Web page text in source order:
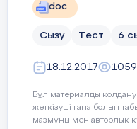
шарттары заңмен
мүмкіндік береді.
Білім беру
Мамандықтардың
сондай-ақ,
4.Зевс мүсінінің
doc
Сызу Тест 6
18.12.2017
Бұл материалды
жеткізуші ғана болып
мазмұны мен авторлық